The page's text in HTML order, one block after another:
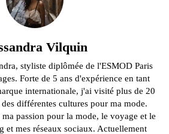
Vilquin
styliste diplômée de l'ESMOD Paris
Forte de 5 ans d'expérience en tant
internationale, j'ai visité plus de 20
différentes cultures pour ma mode.
passion pour la mode, le voyage et le
et mes réseaux sociaux. Actuellement